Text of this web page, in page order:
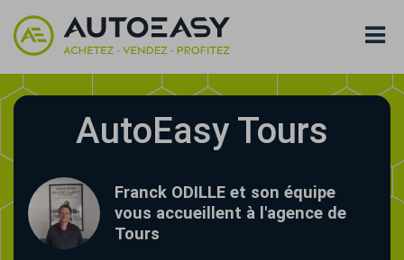
AutoEasy Tours
Franck ODILLE et son équipe
vous accueillent à l'agence de
Tours